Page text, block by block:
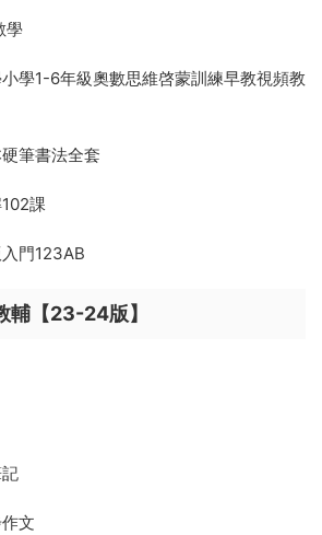
學
學1-6年級奧數思維啓蒙訓練早教視頻教
筆書法全套
課
門123AB
輔【23-24版】
文